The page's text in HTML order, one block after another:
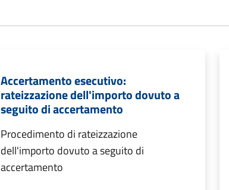
Accertamento esecutivo:
rateizzazione dell'importo dovuto a
seguito di accertamento
Procedimento di rateizzazione
dell'importo dovuto a seguito di
accertamento